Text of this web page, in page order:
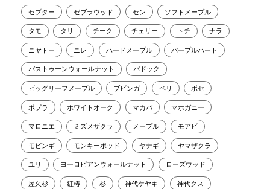
セプター ゼブラウッド セン ソフトメープル
タモ タリ チーク チェリー トチ ナラ
ニヤトー ニレ ハードメープル パープルハート
バストゥーンウォールナット パドック
ビッグリーフメープル ブビンガ ベリ ボセ
ポプラ ホワイトオーク マカバ マホガニー
マロニエ ミズメザクラ メープル モアビ
モビンギ モンキーポッド ヤナギ ヤマザクラ
ユリ ヨーロピアンウォールナット ローズウッド
屋久杉 紅椿 杉 神代ケヤキ 神代クス